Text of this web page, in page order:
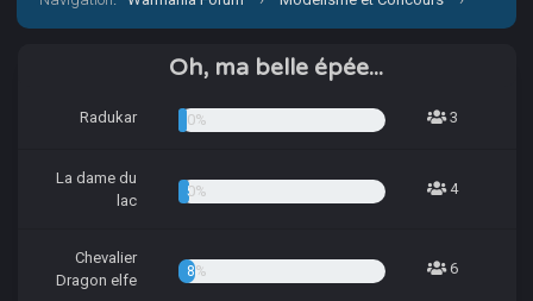
› Concours trimestriel 2022 - Concours
d'Hiver
Oh, ma belle épée...
Radukar 4.05% 3
La dame du
lac
5.41% 4
Chevalier
Dragon elfe
8.11% 6